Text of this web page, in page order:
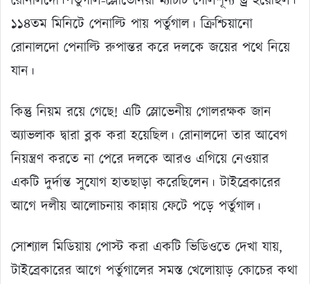
১১৪তম মিনিটে পেনাল্টি পায় পর্তুগাল। ক্রিশ্চিয়ানো
রোনালদো পেনাল্টি রুপান্তর করে দলকে জয়ের পথে নিয়ে
যান।
কিন্তু নিয়ম রয়ে গেছে! এটি স্লোভেনীয় গোলরক্ষক জান
অ্যাভলাক দ্বারা ব্লক করা হয়েছিল। রোনালদো তার আবেগ
নিয়ন্ত্রণ করতে না পেরে দলকে আরও এগিয়ে নেওয়ার
একটি দুর্দান্ত সুযোগ হাতছাড়া করেছিলেন। টাইব্রেকারের
আগে দলীয় আলোচনায় কান্নায় ফেটে পড়ে পর্তুগাল।
সোশ্যাল মিডিয়ায় পোস্ট করা একটি ভিডিওতে দেখা যায়,
টাইব্রেকারের আগে পর্তুগালের সমস্ত খেলোয়াড় কোচের কথা